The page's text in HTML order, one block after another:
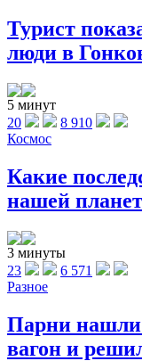
Турист
люди в
5 минут
20
8 910
Космос
Какие
нашей
3 минуты
23
6 571
Разное
Парни нашли
вагон и